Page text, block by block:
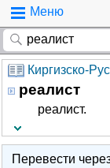
Меню
Киргизско-
реалист
реалист.
Перевести